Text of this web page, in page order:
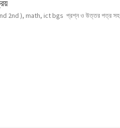
2nd ), math, ict bgs প্রশ্ন ও উত্তর পত্র সহ